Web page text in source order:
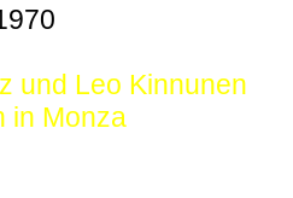
und Leo Kinnunen
in Monza